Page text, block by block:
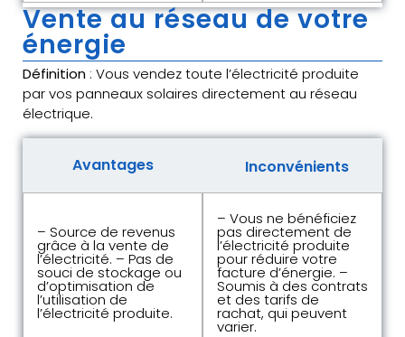
Vente au réseau de votre
énergie
Définition : Vous vendez toute l’électricité produite
par vos panneaux solaires directement au réseau
électrique.
Avantages Inconvénients
– Source de revenus
grâce à la vente de
l’électricité. – Pas de
souci de stockage ou
d’optimisation de
l’utilisation de
l’électricité produite.
– Vous ne bénéficiez
pas directement de
l’électricité produite
pour réduire votre
facture d’énergie. –
Soumis à des contrats
et des tarifs de
rachat, qui peuvent
varier.